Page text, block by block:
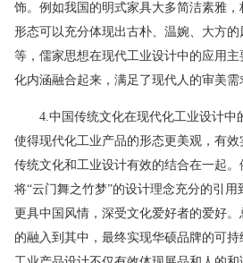
饰。例如我国的明式家具大多简洁素雅
形态可以充分体现出古朴、温婉、大方
等，儒家思想在现代工业设计中的应用
化内涵融合起来，满足了现代人的审美需
4.中国传统文化在现代化工业设计中
使得现代化工业产品的形态更美观，有
传统文化和工业设计有效的结合在一起
将“云门舞之竹梦”的设计理念充分的引
更具中国风情，深受文化爱好者的爱好
的融入到其中，最终实现华硕品牌的可